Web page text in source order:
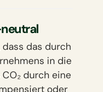
das durch
in die
durch eine
oder